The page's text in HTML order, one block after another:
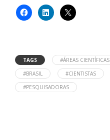
TAGS #ÁREAS CIENTÍFICAS
#BRASIL
#CIENTISTAS
#PESQUISADORAS